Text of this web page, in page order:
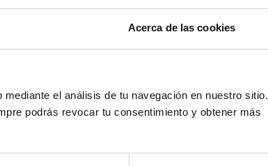
Acerca de las cookies
el análisis de tu navegación en nuestro sitio.
podrás revocar tu consentimiento y obtener más